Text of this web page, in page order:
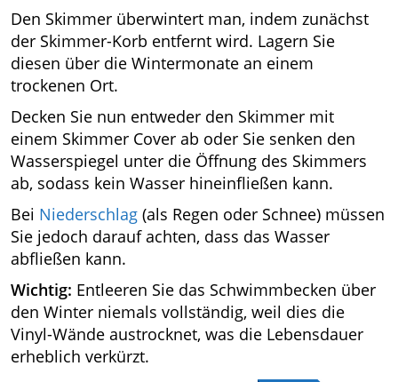
Den Skimmer überwintert man, indem zunächst
der Skimmer-Korb entfernt wird. Lagern Sie
diesen über die Wintermonate an einem
trockenen Ort.
Decken Sie nun entweder den Skimmer mit
einem Skimmer Cover ab oder Sie senken den
Wasserspiegel unter die Öffnung des Skimmers
ab, sodass kein Wasser hineinfließen kann.
Bei Niederschlag (als Regen oder Schnee) müssen
Sie jedoch darauf achten, dass das Wasser
abfließen kann.
Wichtig: Entleeren Sie das Schwimmbecken über
den Winter niemals vollständig, weil dies die
Vinyl-Wände austrocknet, was die Lebensdauer
erheblich verkürzt.